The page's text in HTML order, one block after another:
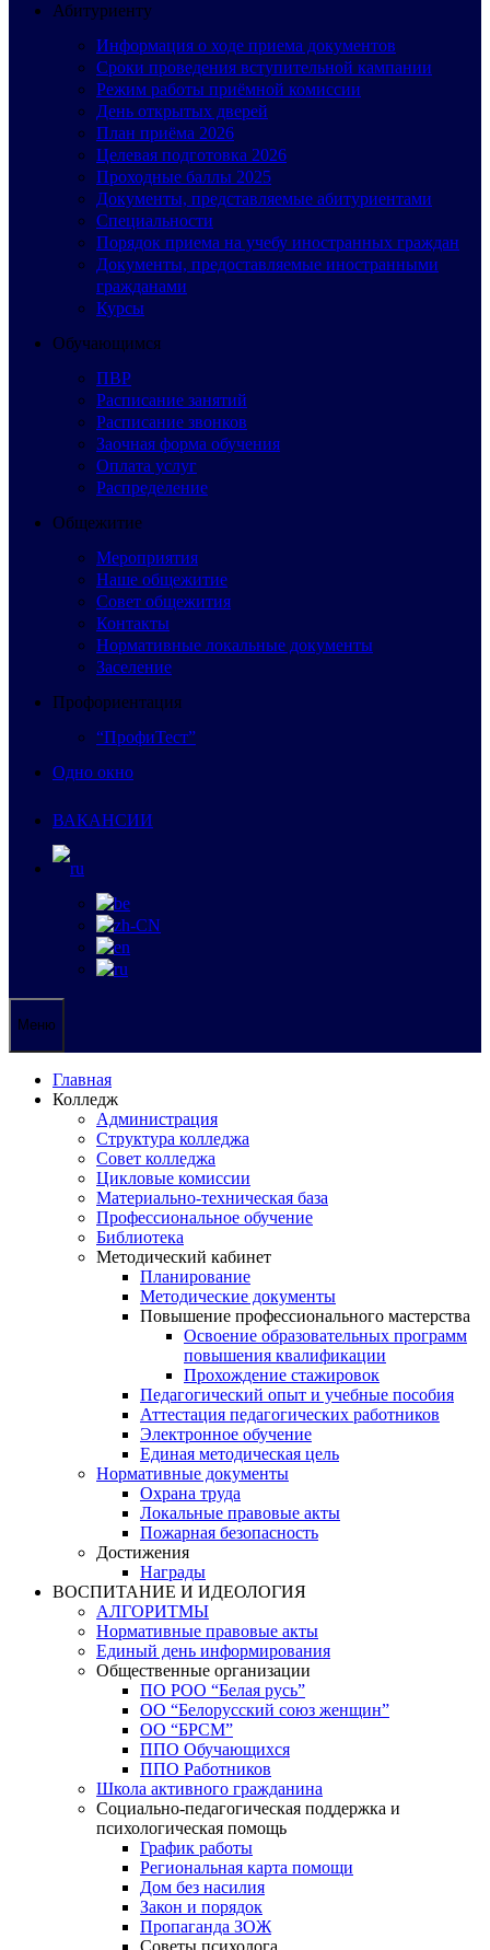
Абитуриенту
Информация о ходе приема документов
Сроки проведения вступительной кампании
Режим работы приёмной комиссии
День открытых дверей
План приёма 2026
Целевая подготовка 2026
Проходные баллы 2025
Документы, представляемые абитуриентами
Специальности
Порядок приема на учебу иностранных граждан
Документы, предоставляемые иностранными
гражданами
Курсы
Обучающимся
ПВР
Расписание занятий
Расписание звонков
Заочная форма обучения
Оплата услуг
Распределение
Общежитие
Мероприятия
Наше общежитие
Совет общежития
Контакты
Нормативные локальные документы
Заселение
Профориентация
“ПрофиТест”
Одно окно
ВАКАНСИИ
Меню
Главная
Колледж
Администрация
Структура колледжа
Совет колледжа
Цикловые комиссии
Материально-техническая база
Профессиональное обучение
Библиотека
Методический кабинет
Планирование
Методические документы
Повышение профессионального мастерства
Освоение образовательных программ
повышения квалификации
Прохождение стажировок
Педагогический опыт и учебные пособия
Аттестация педагогических работников
Электронное обучение
Единая методическая цель
Нормативные документы
Охрана труда
Локальные правовые акты
Пожарная безопасность
Достижения
Награды
ВОСПИТАНИЕ И ИДЕОЛОГИЯ
АЛГОРИТМЫ
Нормативные правовые акты
Единый день информирования
Общественные организации
ПО РОО “Белая русь”
ОО “Белорусский союз женщин”
ОО “БРСМ”
ППО Обучающихся
ППО Работников
Школа активного гражданина
Социально-педагогическая поддержка и
психологическая помощь
График работы
Региональная карта помощи
Дом без насилия
Закон и порядок
Пропаганда ЗОЖ
Советы психолога